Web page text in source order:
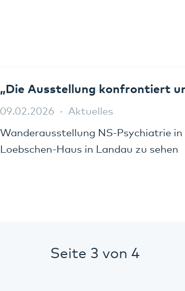
„Die Ausstellung konfrontiert
09.02.2026 Aktuelles
Wanderausstellung NS-Psychiatrie
Loebschen-Haus in Landau zu sehen
Seite 3 von 4